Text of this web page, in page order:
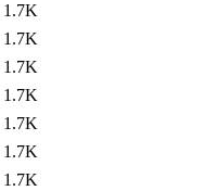
1.7K
1.7K
1.7K
1.7K
1.7K
1.7K
1.7K